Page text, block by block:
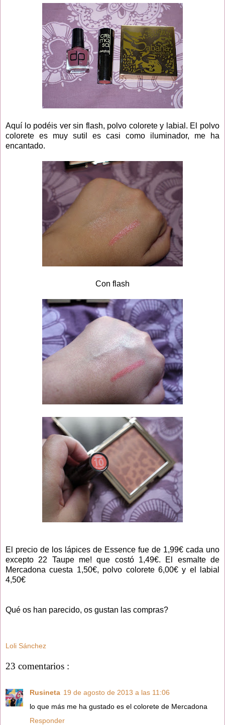
Aquí lo podéis ver sin flash, polvo colorete y labial. El polvo
colorete es muy sutil es casi como iluminador, me ha
encantado.
Con flash
El precio de los lápices de Essence fue de 1,99€ cada uno
excepto 22 Taupe me! que costó 1,49€. El esmalte de
Mercadona cuesta 1,50€, polvo colorete 6,00€ y el labial
4,50€
Qué os han parecido, os gustan las compras?
Loli Sánchez
23 comentarios :
Rusineta 19 de agosto de 2013 a las 11:06
lo que más me ha gustado es el colorete de Mercadona
Responder